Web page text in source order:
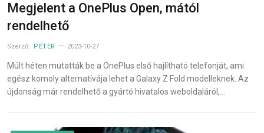
Megjelent a OnePlus Open, mától
rendelhető
Szerző: PÉTER 2023-10-27
Múlt héten mutatták be a OnePlus első hajlítható telefonját, ami
egész komoly alternatívája lehet a Galaxy Z Fold modelleknek. Az
újdonság már rendelhető a gyártó hivatalos weboldaláról,…